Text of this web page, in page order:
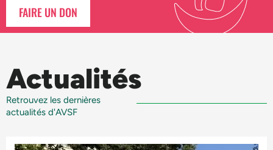
FAIRE UN DON
Actualités
Retrouvez les dernières
actualités d'AVSF